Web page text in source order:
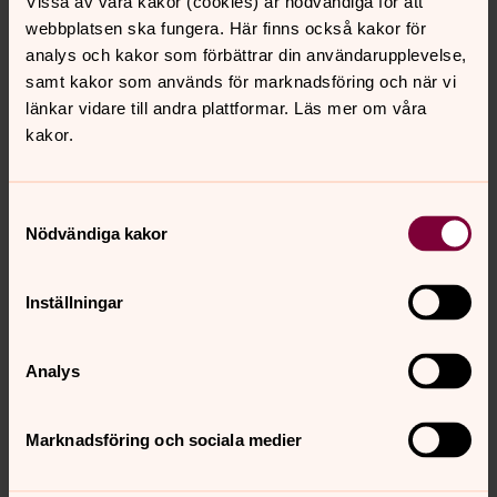
webbplatsen ska fungera. Här finns också kakor för
analys och kakor som förbättrar din användarupplevelse,
samt kakor som används för marknadsföring och när vi
länkar vidare till andra plattformar. Läs mer om våra
kakor.
Nödvändiga kakor
Inställningar
Analys
Marknadsföring och sociala medier
Gud, livet och det du tycker är viktigt.
Vanliga frågor om konfirmation
Här hittar du svar på några vanliga frågor om